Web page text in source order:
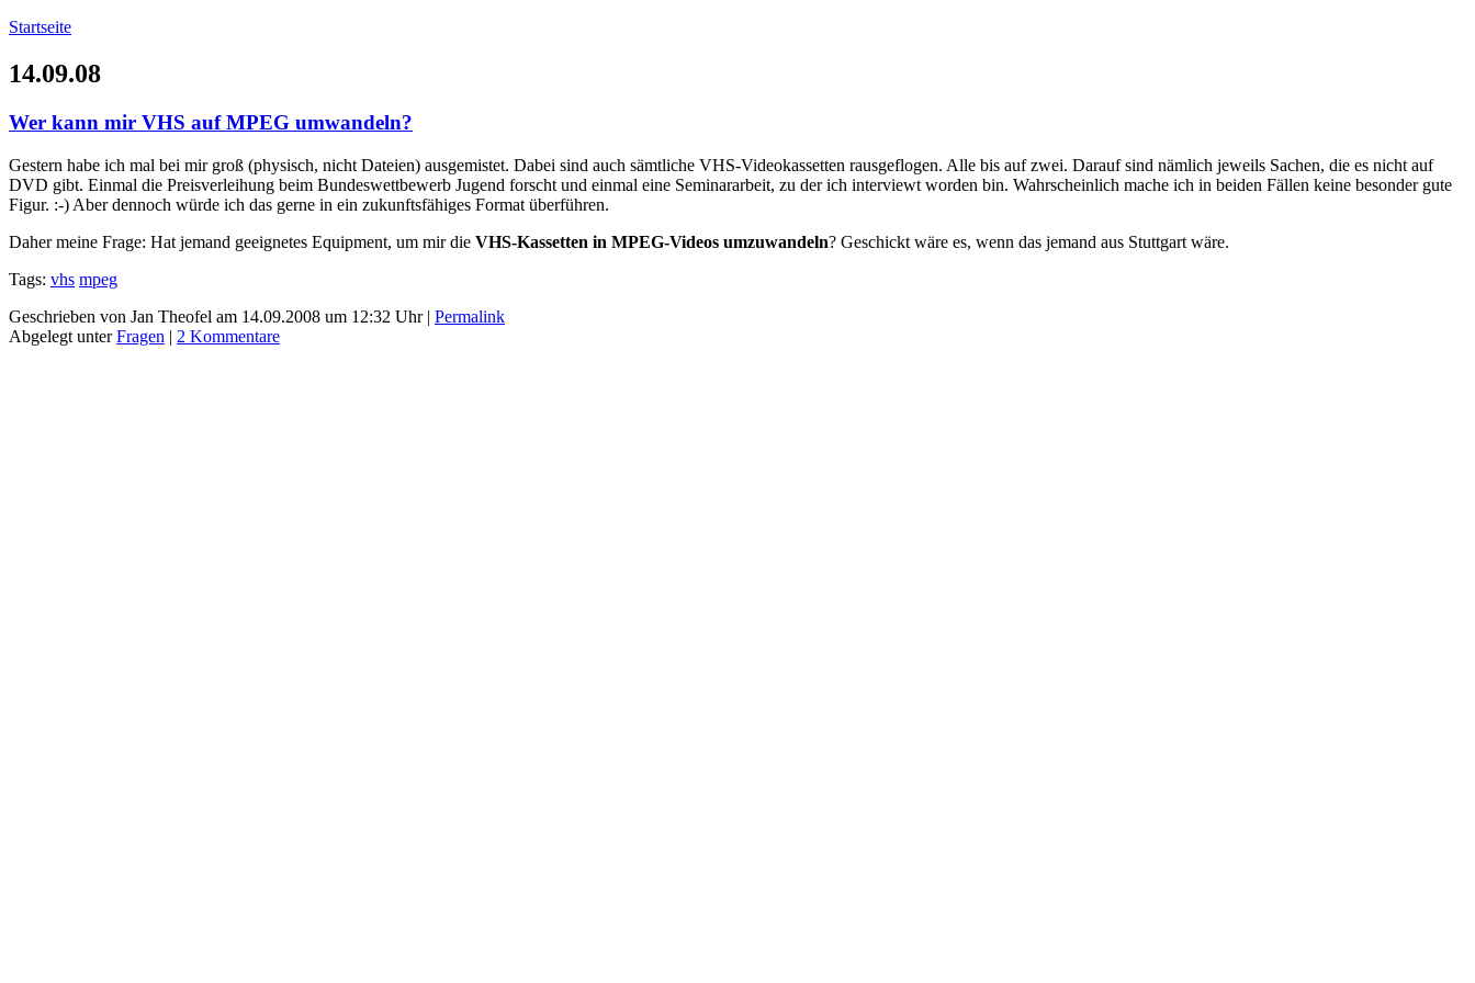
Startseite
14.09.08
Wer kann mir VHS auf MPEG umwandeln?
Gestern habe ich mal bei mir groß (physisch, nicht Dateien) ausgemistet. Dabei sind auch sämtliche VHS-Videokassetten rausgeflogen. Alle bis auf zwei. Darauf sind nämlich jeweils Sachen, die es nicht auf
DVD gibt. Einmal die Preisverleihung beim Bundeswettbewerb Jugend forscht und einmal eine Seminararbeit, zu der ich interviewt worden bin. Wahrscheinlich mache ich in beiden Fällen keine besonder gute
Figur. :-) Aber dennoch würde ich das gerne in ein zukunftsfähiges Format überführen.
Daher meine Frage: Hat jemand geeignetes Equipment, um mir die VHS-Kassetten in MPEG-Videos umzuwandeln? Geschickt wäre es, wenn das jemand aus Stuttgart wäre.
Tags: vhs mpeg
Geschrieben von Jan Theofel am 14.09.2008 um 12:32 Uhr | Permalink
Abgelegt unterFragen | 2 Kommentare